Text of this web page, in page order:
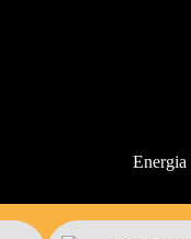
Energia